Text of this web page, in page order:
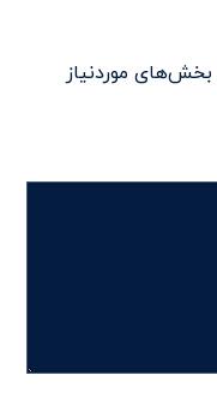
بخش‌های موردنیاز